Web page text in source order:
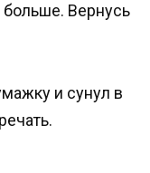
больше. Вернусь
и сунул в